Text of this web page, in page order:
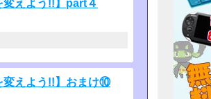
変えよう!!】part４
変えよう!!】おまけ⑩